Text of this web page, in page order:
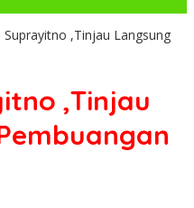
Suprayitno ,Tinjau Langsung
,Tinjau